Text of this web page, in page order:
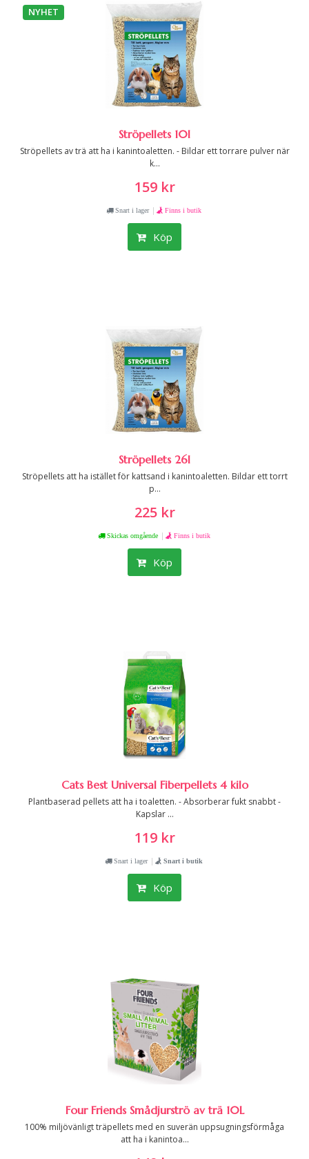
NYHET
Ströpellets 10l
Ströpellets av trä att ha i kanintoaletten. - Bildar ett torrare pulver när
k...
159 kr
Snart i lager | Finns i butik
Köp
Ströpellets 26l
Ströpellets att ha istället för kattsand i kanintoaletten. Bildar ett torrt
p...
225 kr
Skickas omgående | Finns i butik
Köp
Cats Best Universal Fiberpellets 4 kilo
Plantbaserad pellets att ha i toaletten. - Absorberar fukt snabbt -
Kapslar ...
119 kr
Snart i lager | Snart i butik
Köp
Four Friends Smådjurströ av trä 10L
100% miljövänligt träpellets med en suverän uppsugningsförmåga
att ha i kanintoa...